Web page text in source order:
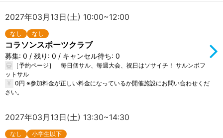
2027年03月13日(土) 10:00~12:00
なし なし
コラソンスポーツクラブ
募集: 0 / 残り: 0 / キャンセル待ち: 0
［予約ページ］ 毎日個サル、毎週大会、祝日はソサイチ！ サルンボフ
ットサル
0円 ※参加料金が正しい料金になっているか開催施設にお問い合わせくだ
さい。
2027年03月13日(土) 13:30~14:30
なし 小学生以下